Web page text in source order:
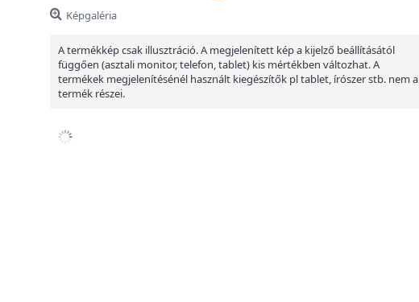
Képgaléria
A termékkép csak illusztráció. A megjelenített kép a kijelző beállításától
függően (asztali monitor, telefon, tablet) kis mértékben változhat. A
termékek megjelenítésénél használt kiegészítők pl tablet, írószer stb. nem a
termék részei.